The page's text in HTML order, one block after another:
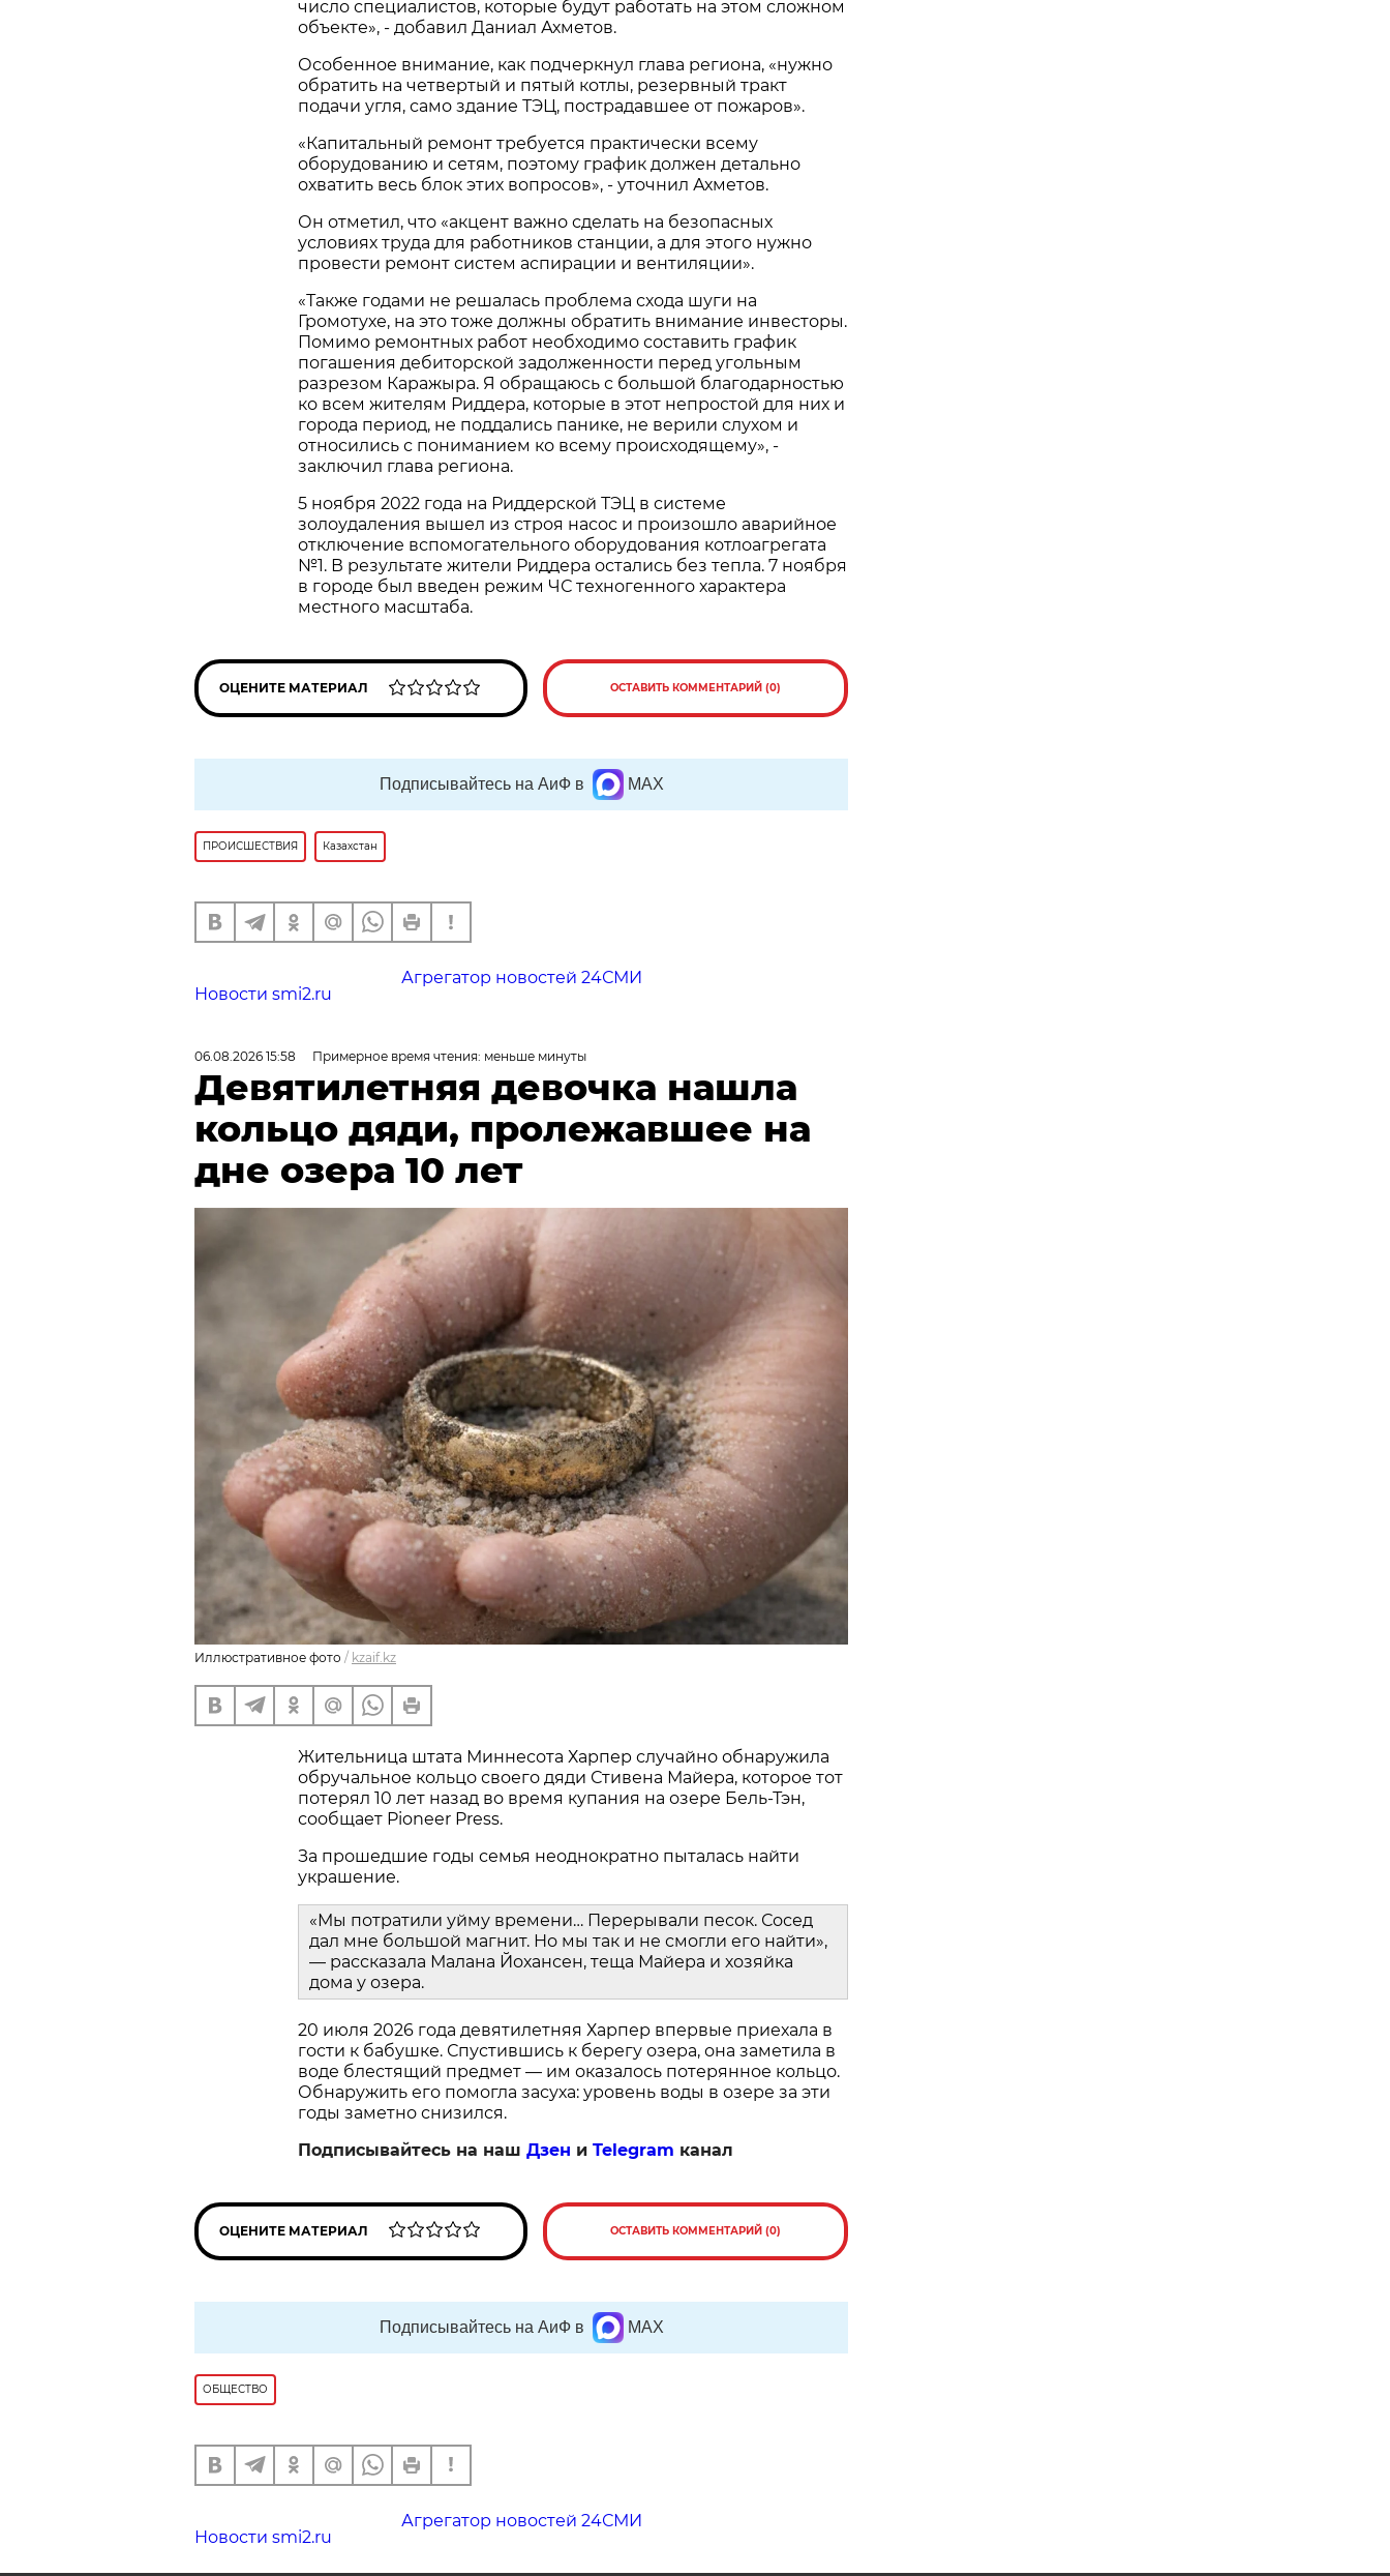
число специалистов, которые будут работать на этом сложном
объекте», - добавил Даниал Ахметов.
Особенное внимание, как подчеркнул глава региона, «нужно
обратить на четвертый и пятый котлы, резервный тракт
подачи угля, само здание ТЭЦ, пострадавшее от пожаров».
«Капитальный ремонт требуется практически всему
оборудованию и сетям, поэтому график должен детально
охватить весь блок этих вопросов», - уточнил Ахметов.
Он отметил, что «акцент важно сделать на безопасных
условиях труда для работников станции, а для этого нужно
провести ремонт систем аспирации и вентиляции».
«Также годами не решалась проблема схода шуги на
Громотухе, на это тоже должны обратить внимание инвесторы.
Помимо ремонтных работ необходимо составить график
погашения дебиторской задолженности перед угольным
разрезом Каражыра. Я обращаюсь с большой благодарностью
ко всем жителям Риддера, которые в этот непростой для них и
города период, не поддались панике, не верили слухом и
относились с пониманием ко всему происходящему», -
заключил глава региона.
5 ноября 2022 года на Риддерской ТЭЦ в системе
золоудаления вышел из строя насос и произошло аварийное
отключение вспомогательного оборудования котлоагрегата
№1. В результате жители Риддера остались без тепла. 7 ноября
в городе был введен режим ЧС техногенного характера
местного масштаба.
ОЦЕНИТЕ МАТЕРИАЛ ОСТАВИТЬ КОММЕНТАРИЙ (0)
Подписывайтесь на АиФ в MAX
ПРОИСШЕСТВИЯ Казахстан
Агрегатор новостей 24СМИ
Новости smi2.ru
06.08.2026 15:58 Примерное время чтения: меньше минуты
Девятилетняя девочка нашла
кольцо дяди, пролежавшее на
дне озера 10 лет
Иллюстративное фото / kzaif.kz
Жительница штата Миннесота Харпер случайно обнаружила
обручальное кольцо своего дяди Стивена Майера, которое тот
потерял 10 лет назад во время купания на озере Бель-Тэн,
сообщает Pioneer Press.
За прошедшие годы семья неоднократно пыталась найти
украшение.
«Мы потратили уйму времени… Перерывали песок. Сосед
дал мне большой магнит. Но мы так и не смогли его найти»,
— рассказала Малана Йохансен, теща Майера и хозяйка
дома у озера.
20 июля 2026 года девятилетняя Харпер впервые приехала в
гости к бабушке. Спустившись к берегу озера, она заметила в
воде блестящий предмет — им оказалось потерянное кольцо.
Обнаружить его помогла засуха: уровень воды в озере за эти
годы заметно снизился.
Подписывайтесь на наш Дзен и Telegram канал
ОЦЕНИТЕ МАТЕРИАЛ ОСТАВИТЬ КОММЕНТАРИЙ (0)
Подписывайтесь на АиФ в MAX
ОБЩЕСТВО
Агрегатор новостей 24СМИ
Новости smi2.ru